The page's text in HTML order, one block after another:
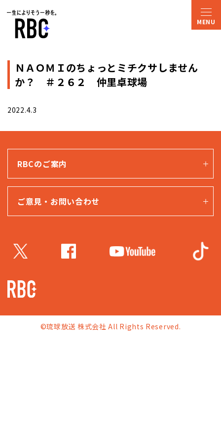
ＮＡＯＭＩのちょっとミチクサしません
か？ ＃２６２ 仲里卓球場
2022.4.3
RBCのご案内
ご意見・お問い合わせ
©琉球放送 株式会社 All Rights Reserved.